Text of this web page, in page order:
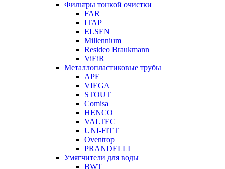
Фильтры тонкой очистки
FAR
ITAP
ELSEN
Millennium
Resideo Braukmann
ViEiR
Металлопластиковые трубы
APE
VIEGA
STOUT
Comisa
HENCO
VALTEC
UNI-FITT
Oventrop
PRANDELLI
Умягчители для воды
BWT